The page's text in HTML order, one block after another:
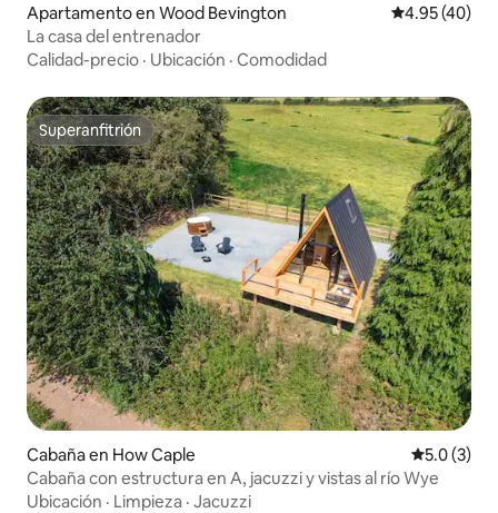
Apartamento en Wood Bevington Calificación
4.95 (40)
La casa del entrenador
Calidad-precio · Ubicación · Comodidad
Superanfitrión
Superanfitrión
Cabaña en How Caple
5.0 (3)
Cabaña con estructura en A, jacuzzi y vistas al río Wye
Ubicación · Limpieza · Jacuzzi